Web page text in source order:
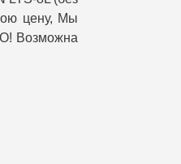
цену, Мы
Возможна